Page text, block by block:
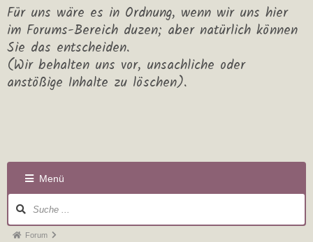
Für uns wäre es in Ordnung, wenn wir uns hier
im Forums-Bereich duzen; aber natürlich können
Sie das entscheiden.
(Wir behalten uns vor, unsachliche oder
anstößige Inhalte zu löschen).
Menü
Forum